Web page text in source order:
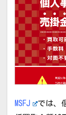
MSFJ
では、